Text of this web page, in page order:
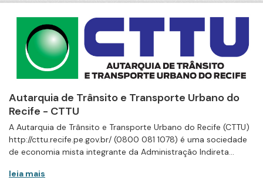
Autarquia de Trânsito e Transporte Urbano do
Recife - CTTU
A Autarquia de Trânsito e Transporte Urbano do Recife (CTTU)
http://cttu.recife.pe.gov.br/ (0800 081 1078) é uma sociedade
de economia mista integrante da Administração Indireta...
leia mais